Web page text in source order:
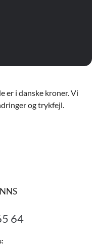
er i danske kroner. Vi
og trykfejl.
64